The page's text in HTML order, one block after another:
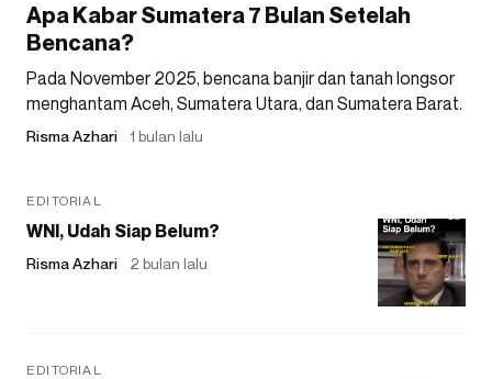
Apa Kabar Sumatera 7 Bulan Setelah
Bencana?
Pada November 2025, bencana banjir dan tanah longsor
menghantam Aceh, Sumatera Utara, dan Sumatera Barat.
Risma Azhari 1 bulan lalu
EDITORIAL
WNI, Udah Siap Belum?
Risma Azhari 2 bulan lalu
EDITORIAL